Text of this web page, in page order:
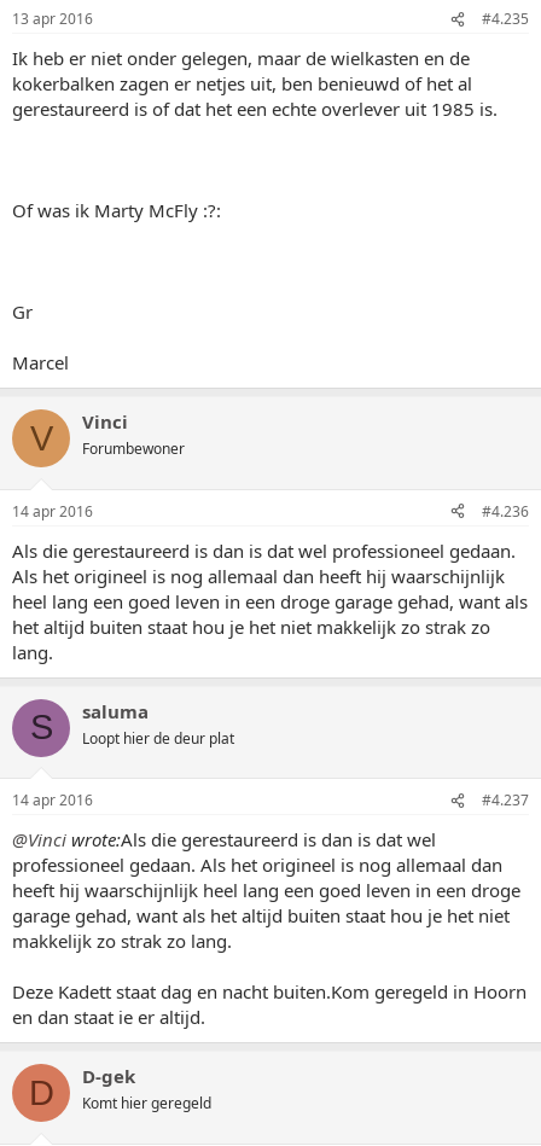
13 apr 2016 #4.235
Ik heb er niet onder gelegen, maar de wielkasten en de
kokerbalken zagen er netjes uit, ben benieuwd of het al
gerestaureerd is of dat het een echte overlever uit 1985 is.
Of was ik Marty McFly :?:
Gr
Marcel
V Vinci
Forumbewoner
14 apr 2016 #4.236
Als die gerestaureerd is dan is dat wel professioneel gedaan.
Als het origineel is nog allemaal dan heeft hij waarschijnlijk
heel lang een goed leven in een droge garage gehad, want als
het altijd buiten staat hou je het niet makkelijk zo strak zo
lang.
S saluma
Loopt hier de deur plat
14 apr 2016 #4.237
@Vinci wrote:Als die gerestaureerd is dan is dat wel
professioneel gedaan. Als het origineel is nog allemaal dan
heeft hij waarschijnlijk heel lang een goed leven in een droge
garage gehad, want als het altijd buiten staat hou je het niet
makkelijk zo strak zo lang.
Deze Kadett staat dag en nacht buiten.Kom geregeld in Hoorn
en dan staat ie er altijd.
D D-gek
Komt hier geregeld